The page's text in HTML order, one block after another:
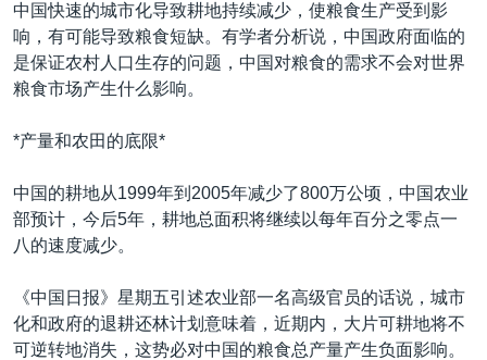
跳
到
航
到
索
国际
最新国际新闻
印太
中东
非洲
美洲
全球议题
分类新闻
经济·金融·贸易
人权·法律·宗教
军事
劳工
环境
美中关系
热点专题
国会报道
美中关系
美国建国250周年
埃博拉疫情
VOA今日焦点
中文广播
关注我们
中国快速的城市化导致耕地持续减少，使粮食生产受到影
响，有可能导致粮食短缺。有学者分析说，中国政府面临的
是保证农村人口生存的问题，中国对粮食的需求不会对世界
粮食市场产生什么影响。
*产量和农田的底限*
中国的耕地从1999年到2005年减少了800万公顷，中国农业
部预计，今后5年，耕地总面积将继续以每年百分之零点一
八的速度减少。
《中国日报》星期五引述农业部一名高级官员的话说，城市
化和政府的退耕还林计划意味着，近期内，大片可耕地将不
可逆转地消失，这势必对中国的粮食总产量产生负面影响。